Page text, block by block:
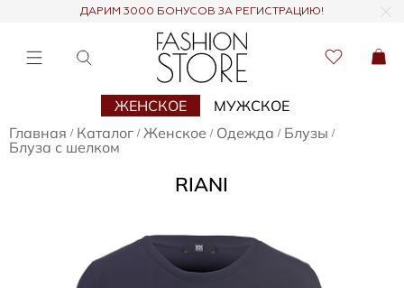
ДАРИМ 3000 БОНУСОВ ЗА РЕГИСТРАЦИЮ!
ЖЕНСКОЕ
МУЖСКОЕ
Главная / Каталог / Женское / Одежда / Блузы /
Блуза с шелком
RIANI